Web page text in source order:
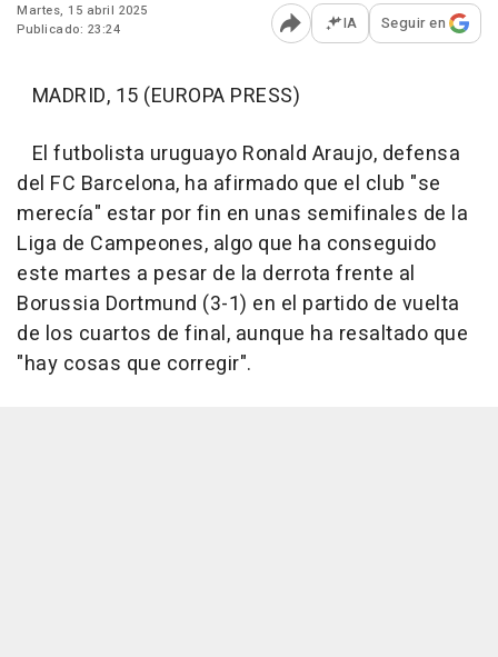
Martes, 15 abril 2025
Publicado: 23:24
Abrir opciones para
IA Seguir en
MADRID, 15 (EUROPA PRESS)
El futbolista uruguayo Ronald Araujo, defensa
del FC Barcelona, ha afirmado que el club "se
merecía" estar por fin en unas semifinales de la
Liga de Campeones, algo que ha conseguido
este martes a pesar de la derrota frente al
Borussia Dortmund (3-1) en el partido de vuelta
de los cuartos de final, aunque ha resaltado que
"hay cosas que corregir".